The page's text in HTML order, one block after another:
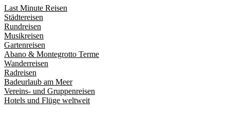
Last Minute Reisen
Städtereisen
Rundreisen
Musikreisen
Gartenreisen
Abano & Montegrotto Terme
Wanderreisen
Radreisen
Badeurlaub am Meer
Vereins- und Gruppenreisen
Hotels und Flüge weltweit